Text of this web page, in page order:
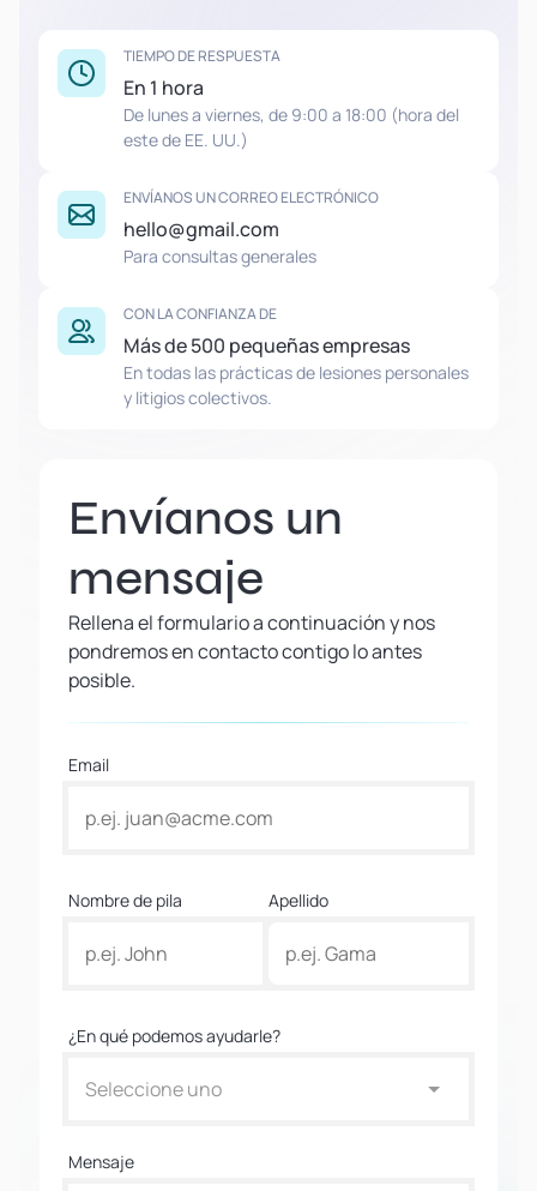
TIEMPO DE RESPUESTA
En 1 hora
De lunes a viernes, de 9:00 a 18:00 (hora del
este de EE. UU.)
ENVÍANOS UN CORREO ELECTRÓNICO
hello@gmail.com
Para consultas generales
CON LA CONFIANZA DE
Más de 500 pequeñas empresas
En todas las prácticas de lesiones personales
y litigios colectivos.
Envíanos un
mensaje
Rellena el formulario a continuación y nos
pondremos en contacto contigo lo antes
posible.
Email
Nombre de pila Apellido
¿En qué podemos ayudarle?
Seleccione uno
Mensaje